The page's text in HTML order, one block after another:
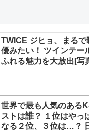
TWICE ジヒョ、まるで
優みたい！ ツインテー
ふれる魅力を大放出[写
世界で最も人気のある
ストは誰？ １位はやっ
なる２位、３位は…？